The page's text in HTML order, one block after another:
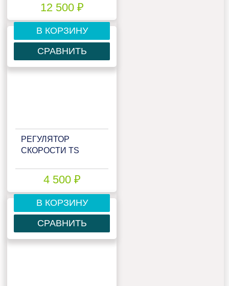
12 500 ₽
В КОРЗИНУ
СРАВНИТЬ
РЕГУЛЯТОР
СКОРОСТИ TS
4 500 ₽
В КОРЗИНУ
СРАВНИТЬ